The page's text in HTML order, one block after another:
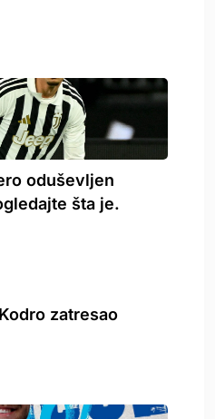
oduševljen
šta je.
zatresao